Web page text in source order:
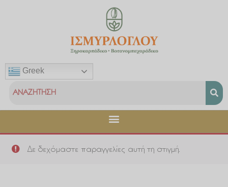
Greek
Δε δεχόμαστε παραγγελίες αυτή τη στιγμή.